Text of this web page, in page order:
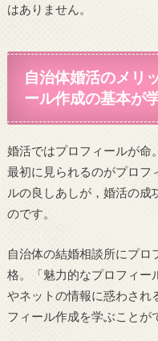
はありません。
自治体婚活のメリ
ール作成の基本が
婚活ではプロフィールが命
最初に見られるのがプロフ
ルの良しあしが，婚活の成
のです。
自治体の結婚相談所にプロ
格。「魅力的なプロフィー
やネットの情報に惑わされ
フィール作成を学ぶことが